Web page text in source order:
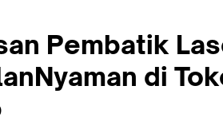
Pembatik
di